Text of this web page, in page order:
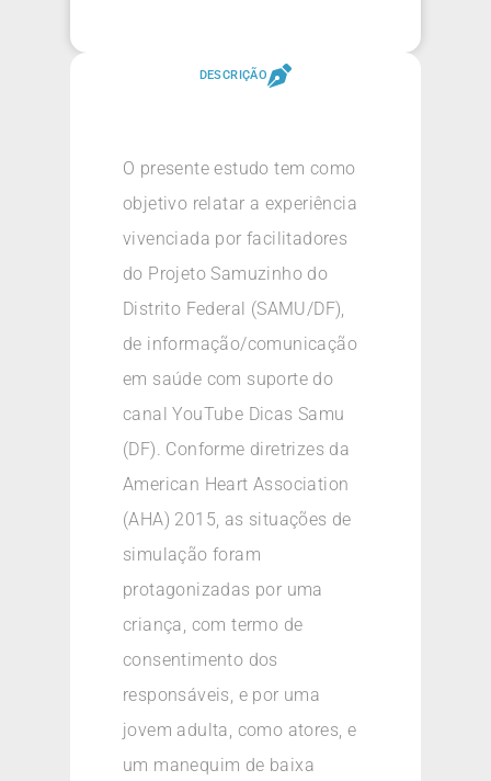
DESCRIÇÃO
O presente estudo tem como
objetivo relatar a experiência
vivenciada por facilitadores
do Projeto Samuzinho do
Distrito Federal (SAMU/DF),
de informação/comunicação
em saúde com suporte do
canal YouTube Dicas Samu
(DF). Conforme diretrizes da
American Heart Association
(AHA) 2015, as situações de
simulação foram
protagonizadas por uma
criança, com termo de
consentimento dos
responsáveis, e por uma
jovem adulta, como atores, e
um manequim de baixa